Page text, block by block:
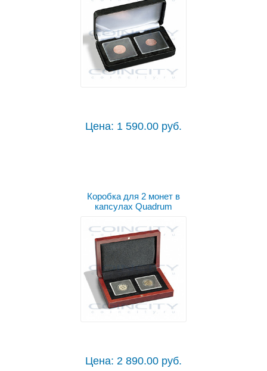
Цена: 1 590.00 руб.
Коробка для 2 монет в
капсулах Quadrum
Цена: 2 890.00 руб.